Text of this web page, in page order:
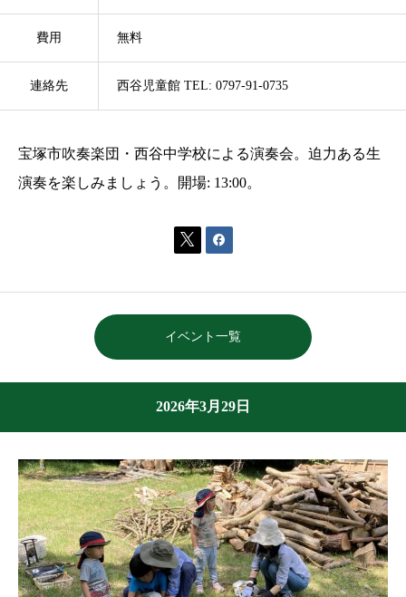
費用 無料
連絡先 西谷児童館 TEL: 0797-91-0735
宝塚市吹奏楽団・西谷中学校による演奏会。迫力ある生
演奏を楽しみましょう。開場: 13:00。
 
イベント一覧
2026年3月29日